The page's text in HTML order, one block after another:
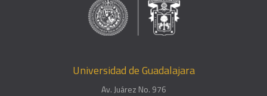
Universidad de Guadalajara
Av. Juárez No. 976